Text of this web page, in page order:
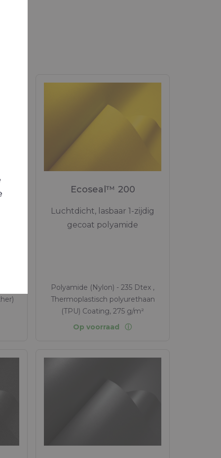
Overkappingen en tenten
Ecoseal™ 200
Luchtdicht, lasbaar 1-zijdig
gecoat polyamide
Polyamide (Nylon) - 235 Dtex ,
Thermoplastisch polyurethaan
(TPU) Coating, 275 g/m²
Op voorraad